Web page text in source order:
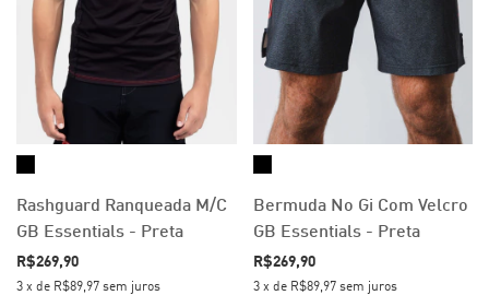
Rashguard Ranqueada M/C
GB Essentials - Preta
R$269,90
3 x de R$89,97 sem juros
Bermuda No Gi Com Velcro
GB Essentials - Preta
R$269,90
3 x de R$89,97 sem juros